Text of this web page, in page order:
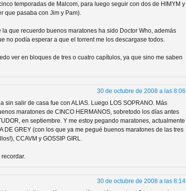
de Amazon
temporadas de Malcom, para luego seguir con dos de HIMYM y
que pasaba con Jim y Pam).
que recuerdo buenos maratones ha sido Doctor Who, además
no podía esperar a que el torrent me los descargase todos.
ver en bloques de tres o cuatro capítulos, ya que sino me saben
30 de octubre de 2008 a las 8:06
sin salir de casa fue con ALIAS. Luego LOS SOPRANO. Más
maratones de CINCO HERMANOS, sobretodo los días antes
en septiembre. Y me estoy pegando maratones, actualmente
DE GREY (con los que ya me pegué buenos maratones de las tres
CCAVM y GOSSIP GIRL.
30 de octubre de 2008 a las 8:14